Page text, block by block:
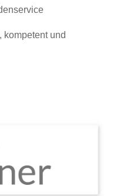
kompetent und